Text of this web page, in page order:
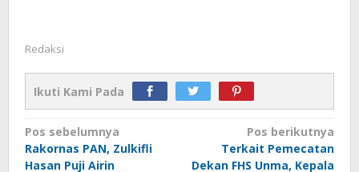
Redaksi
Ikuti Kami Pada
Navigasi
pos
Pos sebelumnya
Rakornas PAN, Zulkifli
Hasan Puji Airin
Pos berikutnya
Terkait Pemecatan
Dekan FHS Unma, Kepala